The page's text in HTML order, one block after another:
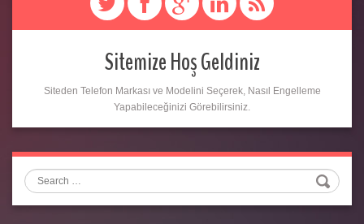
Sitemize Hoş Geldiniz
Siteden Telefon Markası ve Modelini Seçerek, Nasıl Engelleme
Yapabileceğinizi Görebilirsiniz.
Search